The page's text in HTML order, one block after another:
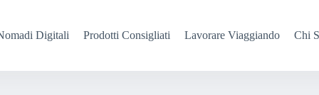
Digitali Prodotti Consigliati Lavorare Viaggiando Chi